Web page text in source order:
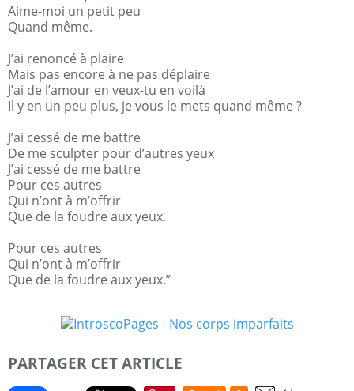
Aime-moi un petit peu
Quand même.
J’ai renoncé à plaire
Mais pas encore à ne pas déplaire
J’ai de l’amour en veux-tu en voilà
Il y en un peu plus, je vous le mets quand même ?
J’ai cessé de me battre
De me sculpter pour d’autres yeux
J’ai cessé de me battre
Pour ces autres
Qui n’ont à m’offrir
Que de la foudre aux yeux.
Pour ces autres
Qui n’ont à m’offrir
Que de la foudre aux yeux.”
PARTAGER CET ARTICLE